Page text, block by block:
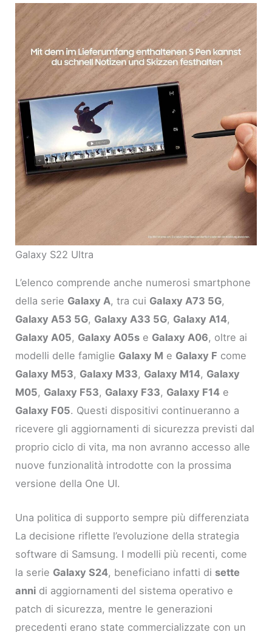
Galaxy S22 Ultra
L’elenco comprende anche numerosi smartphone
della serie Galaxy A, tra cui Galaxy A73 5G,
Galaxy A53 5G, Galaxy A33 5G, Galaxy A14,
Galaxy A05, Galaxy A05s e Galaxy A06, oltre ai
modelli delle famiglie Galaxy M e Galaxy F come
Galaxy M53, Galaxy M33, Galaxy M14, Galaxy
M05, Galaxy F53, Galaxy F33, Galaxy F14 e
Galaxy F05. Questi dispositivi continueranno a
ricevere gli aggiornamenti di sicurezza previsti dal
proprio ciclo di vita, ma non avranno accesso alle
nuove funzionalità introdotte con la prossima
versione della One UI.
Una politica di supporto sempre più differenziata
La decisione riflette l’evoluzione della strategia
software di Samsung. I modelli più recenti, come
la serie Galaxy S24, beneficiano infatti di sette
anni di aggiornamenti del sistema operativo e
patch di sicurezza, mentre le generazioni
precedenti erano state commercializzate con un